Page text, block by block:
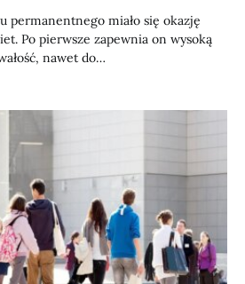
permanentnego miało się okazję
Po pierwsze zapewnia on wysoką
nawet do…